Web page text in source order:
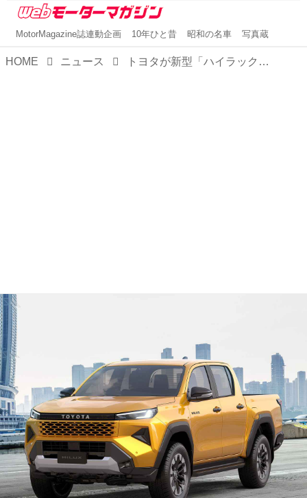
MotorMagazine誌連動企画 10年ひと昔 昭和の名車 写真蔵
HOME ニュース トヨタが新型「ハイラックス」をアジアで世界初披露。多様なパワートレーンをグローバルで展開